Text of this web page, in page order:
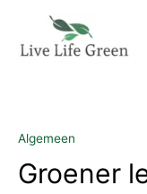
Algemeen
Groener